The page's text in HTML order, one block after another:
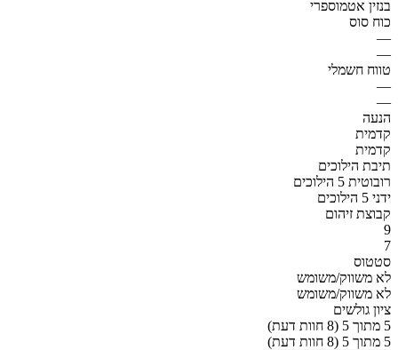
בנזין אטמוספרי
כוח סוס
—
—
טווח חשמלי
—
—
הנעה
קדמית
קדמית
תיבת הילוכים
רובוטית 5 הילוכים
ידני 5 הילוכים
קבוצת זיהום
9
7
סטטוס
לא משווק/משומש
לא משווק/משומש
ציון גולשים
5 מתוך 5 (8 חוות דעת)
5 מתוך 5 (8 חוות דעת)